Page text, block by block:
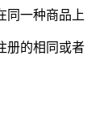
一种商品上
册的相同或者